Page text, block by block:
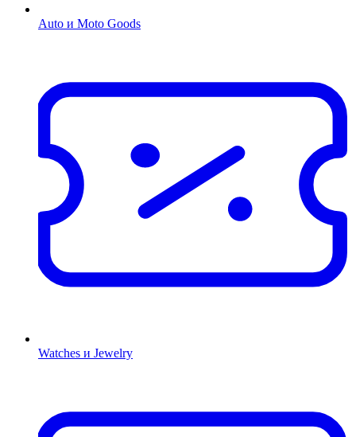
Auto и Moto Goods
Watches и Jewelry